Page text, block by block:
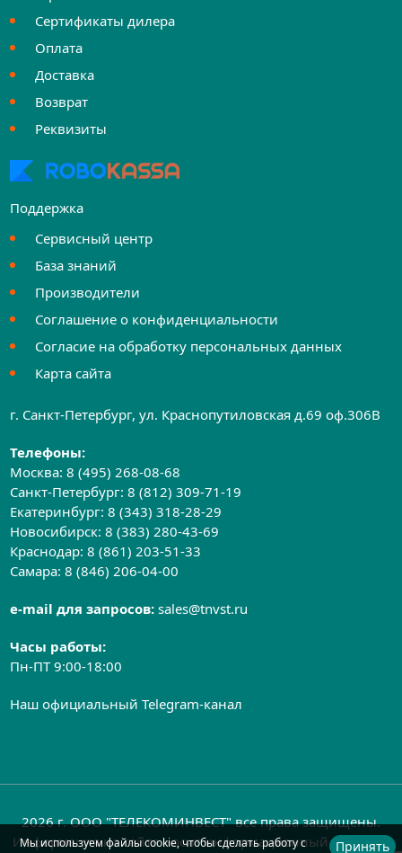
Сертификаты дилера
Оплата
Доставка
Возврат
Реквизиты
Поддержка
Сервисный центр
База знаний
Производители
Соглашение о конфиденциальности
Согласие на обработку персональных данных
Карта сайта
г. Санкт-Петербург, ул. Краснопутиловская д.69 оф.306B
Телефоны:
Москва:8 (495) 268-08-68
Санкт-Петербург:8 (812) 309-71-19
Екатеринбург:8 (343) 318-28-29
Новосибирск:8 (383) 280-43-69
Краснодар:8 (861) 203-51-33
Самара:8 (846) 206-04-00
e-mail для запросов:sales@tnvst.ru
Часы работы:
Пн-ПТ 9:00-18:00
Наш официальный Telegram-канал
2026 г. ООО "ТЕЛЕКОМИНВЕСТ" все права защищены.
Информация на сайте носит информационный характер
Мы используем файлы cookie, чтобы сделать работу с
Принять